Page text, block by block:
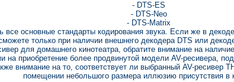
- DTS-ES
- DTS-Neo
- DTS-Matrix
все основные стандарты кодирования звука. Если же в
только при наличии внешнего декодера DTS или
для домашнего кинотеатра, обратите внимание на
на приобретение более продвинутой модели AV-ресивера,
внимание на то, соответствует ли выбранный AV-ресивер
помещении небольшого размера иллюзию присутствия в